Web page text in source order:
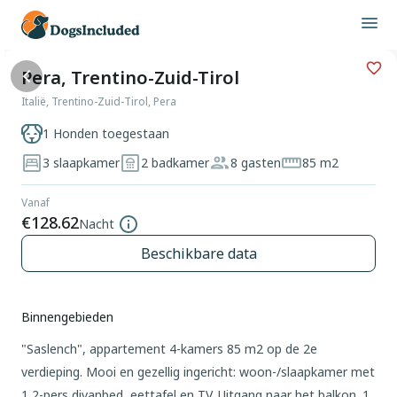
Pera, Trentino-Zuid-Tirol
Italië, Trentino-Zuid-Tirol, Pera
1 Honden toegestaan
3 slaapkamer
2 badkamer 8 gasten 85 m2
Vanaf
€128.62Nacht
Beschikbare data
Binnengebieden
"Saslench", appartement 4-kamers 85 m2 op de 2e
verdieping. Mooi en gezellig ingericht: woon-/slaapkamer met